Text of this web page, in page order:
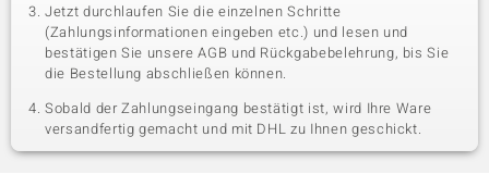
Jetzt durchlaufen Sie die einzelnen Schritte
(Zahlungsinformationen eingeben etc.) und lesen und
bestätigen Sie unsere AGB und Rückgabebelehrung, bis Sie
die Bestellung abschließen können.
Sobald der Zahlungseingang bestätigt ist, wird Ihre Ware
versandfertig gemacht und mit DHL zu Ihnen geschickt.